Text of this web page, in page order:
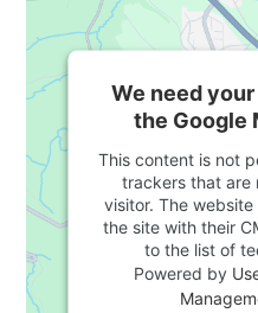
We need
the Google
This content is not
trackers that are
visitor. The
the site with their
to the list of
Powered by